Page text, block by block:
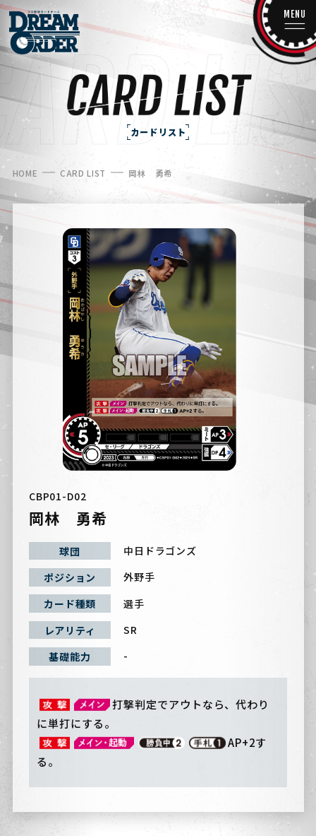
MENU
カードリスト
HOME CARD LIST 岡林 勇希
CBP01-D02
岡林 勇希
球団
中日ドラゴンズ
ポジション
外野手
カード種類
選手
レアリティ
SR
基礎能力
-
打撃判定でアウトなら、代わり
に単打にする。
AP+2す
る。